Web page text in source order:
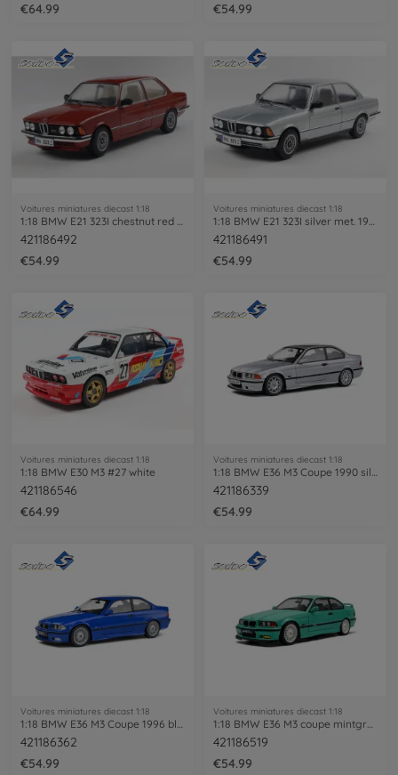
€64.99
€54.99
Voitures miniatures diecast 1:18
421186492
€54.99
Voitures miniatures diecast 1:18
421186491
€54.99
Voitures miniatures diecast 1:18
1:18 BMW E30 M3 #27 white
421186546
€64.99
Voitures miniatures diecast 1:18
1:18 BMW E36 M3 Coupe 1990 silver
421186339
€54.99
Voitures miniatures diecast 1:18
421186362
€54.99
Voitures miniatures diecast 1:18
421186519
€54.99